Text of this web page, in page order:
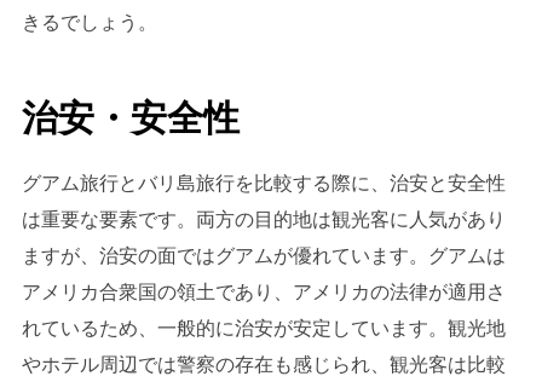
きるでしょう。
治安・安全性
グアム旅行とバリ島旅行を比較する際に、治安と安全性
は重要な要素です。両方の目的地は観光客に人気があり
ますが、治安の面ではグアムが優れています。グアムは
アメリカ合衆国の領土であり、アメリカの法律が適用さ
れているため、一般的に治安が安定しています。観光地
やホテル周辺では警察の存在も感じられ、観光客は比較